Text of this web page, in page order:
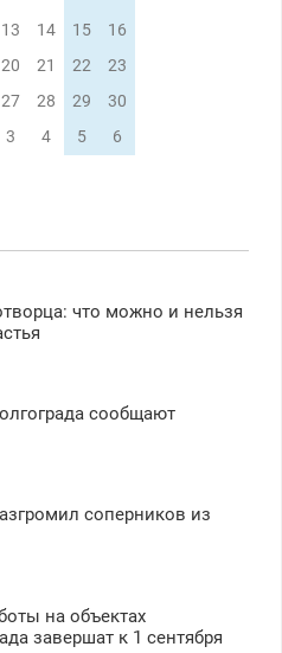
13 14 15
16
20 21 22
23
27 28 29
30
3 4 5 6
что можно и нельзя
сообщают
соперников из
на объектах
завершат к 1 сентября